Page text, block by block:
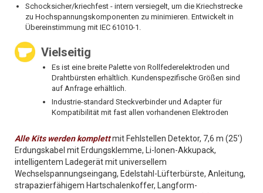
Schocksicher/kriechfest - intern versiegelt, um die Kriechstrecke
zu Hochspannungskomponenten zu minimieren. Entwickelt in
Übereinstimmung mit IEC 61010-1.
Vielseitig
Es ist eine breite Palette von Rollfederelektroden und
Drahtbürsten erhältlich. Kundenspezifische Größen sind
auf Anfrage erhältlich.
Industrie-standard Steckverbinder und Adapter für
Kompatibilität mit fast allen vorhandenen Elektroden
Alle Kits werden komplettmit Fehlstellen Detektor, 7,6 m (25')
Erdungskabel mit Erdungsklemme, Li-Ionen-Akkupack,
intelligentem Ladegerät mit universellem
Wechselspannungseingang, Edelstahl-Lüfterbürste, Anleitung,
strapazierfähigem Hartschalenkoffer, Langform-